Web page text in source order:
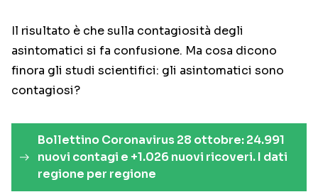
Il risultato è che sulla contagiosità degli
asintomatici si fa confusione. Ma cosa dicono
finora gli studi scientifici: gli asintomatici sono
contagiosi?
Bollettino Coronavirus 28 ottobre: 24.991
nuovi contagi e +1.026 nuovi ricoveri. I dati
regione per regione